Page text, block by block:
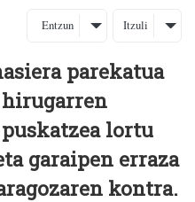
Entzun Itzuli
parekatua
lortu
garaipen erraza
kontra.